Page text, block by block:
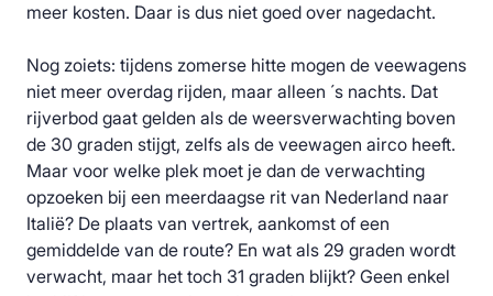
meer kosten. Daar is dus niet goed over nagedacht.
Nog zoiets: tijdens zomerse hitte mogen de veewagens
niet meer overdag rijden, maar alleen ´s nachts. Dat
rijverbod gaat gelden als de weersverwachting boven
de 30 graden stijgt, zelfs als de veewagen airco heeft.
Maar voor welke plek moet je dan de verwachting
opzoeken bij een meerdaagse rit van Nederland naar
Italië? De plaats van vertrek, aankomst of een
gemiddelde van de route? En wat als 29 graden wordt
verwacht, maar het toch 31 graden blijkt? Geen enkel